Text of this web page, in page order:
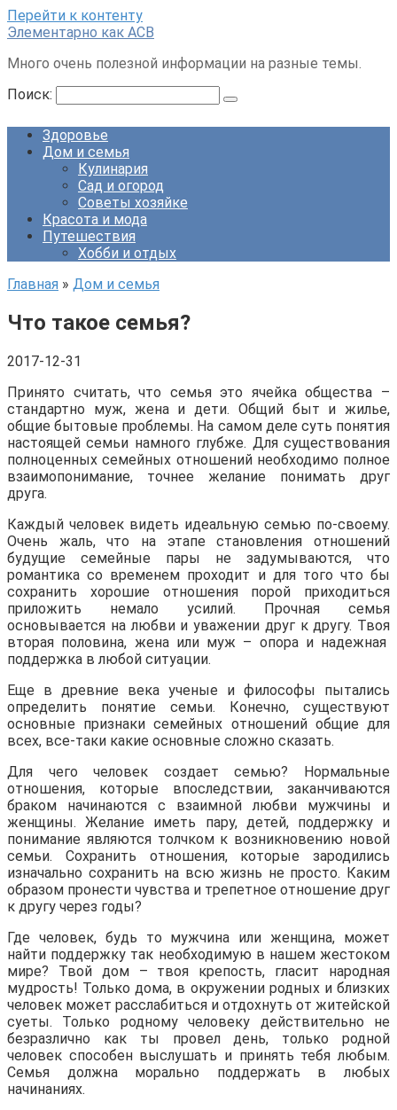
Перейти к контенту
Элементарно как ACB
Много очень полезной информации на разные темы.
Поиск:
Здоровье
Дом и семья
Кулинария
Сад и огород
Советы хозяйке
Красота и мода
Путешествия
Хобби и отдых
Главная » Дом и семья
Что такое семья?
2017-12-31
Принято считать, что семья это ячейка общества –
стандартно муж, жена и дети. Общий быт и жилье,
общие бытовые проблемы. На самом деле суть понятия
настоящей семьи намного глубже. Для существования
полноценных семейных отношений необходимо полное
взаимопонимание, точнее желание понимать друг
друга.
Каждый человек видеть идеальную семью по-своему.
Очень жаль, что на этапе становления отношений
будущие семейные пары не задумываются, что
романтика со временем проходит и для того что бы
сохранить хорошие отношения порой приходиться
приложить немало усилий. Прочная семья
основывается на любви и уважении друг к другу. Твоя
вторая половина, жена или муж – опора и надежная
поддержка в любой ситуации.
Еще в древние века ученые и философы пытались
определить понятие семьи. Конечно, существуют
основные признаки семейных отношений общие для
всех, все-таки какие основные сложно сказать.
Для чего человек создает семью? Нормальные
отношения, которые впоследствии, заканчиваются
браком начинаются с взаимной любви мужчины и
женщины. Желание иметь пару, детей, поддержку и
понимание являются толчком к возникновению новой
семьи. Сохранить отношения, которые зародились
изначально сохранить на всю жизнь не просто. Каким
образом пронести чувства и трепетное отношение друг
к другу через годы?
Где человек, будь то мужчина или женщина, может
найти поддержку так необходимую в нашем жестоком
мире? Твой дом – твоя крепость, гласит народная
мудрость! Только дома, в окружении родных и близких
человек может расслабиться и отдохнуть от житейской
суеты. Только родному человеку действительно не
безразлично как ты провел день, только родной
человек способен выслушать и принять тебя любым.
Семья должна морально поддержать в любых
начинаниях.